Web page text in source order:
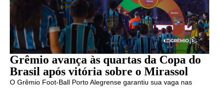
Grêmio avança às quartas da Copa do
Brasil após vitória sobre o Mirassol
O Grêmio Foot-Ball Porto Alegrense garantiu sua vaga nas